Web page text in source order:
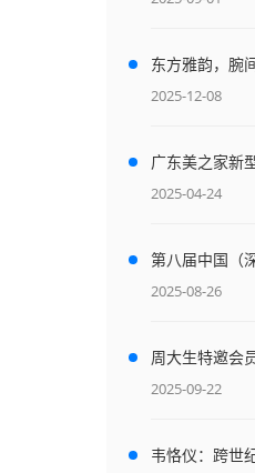
东方雅韵，腕
列臻品演绎中
2025-12-08
广东美之家新
雅与奢华的魅
2025-04-24
第八届中国（
活动盛大启幕
2025-08-26
周大生特邀会
为媒，焕活大
2025-09-22
韦恪仪：跨世